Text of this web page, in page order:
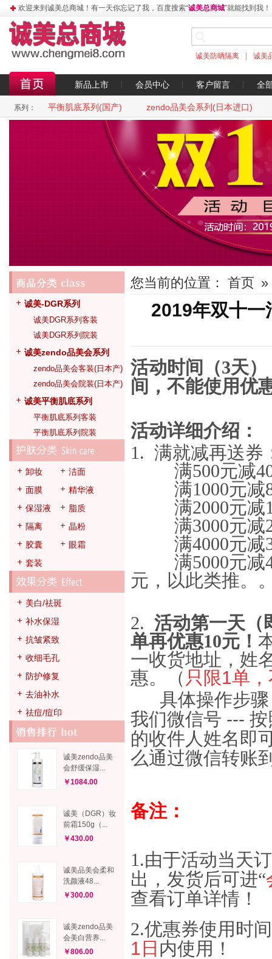
欢迎来到诚美总商城！有一天你忘记了我，百度搜索“诚美总商城”就能找到我！
诚美防晒隔离 诚美
新品上市 会员中心 客户留言 全
系列： 平衡肌底系列(国产) zendo品美会系列(日本进口)
您当前的位置： 首页 »
2019年双十一
活动时间 （3天）
间，不能使用优
活动详细介绍：
1. 满就减再送券
满500元减40
满1000元减80
满2000元减
满3000元减
满4000元减
满5000元减
元，以此类推。
2. 活动第一天（
单再优惠10元！
一收货地址，姓
惠。
（ 只限1单
具体操作步
我们微信号 ---
的收件人姓名即
么通过微信转账
备注：
1.由于活动当天
出，发货后可进“
查看订单详情！
2.优惠券使用时
1日 内使用！
诚美-DGR系列
诚美DGR系列客装
诚美DGR系列院装
诚美zendo品美会系列
zendo品美会客装(日本产)
zendo品美会院装(日本产)
诚美平衡肌底系列
平衡肌底系列客装
平衡肌底系列院装
卸妆
洁面
面膜
精华液
保湿液
脂质
隔离
晶粉
胶囊
眼霜
套装
美白/祛斑
补水保湿
抗皱紧致
收细毛孔
防护修复
去油补水
祛痘/痘印
诚美zendo品美
会舒缓保湿...
￥1084.00
诚美（DGR）妆
前霜150g（...
￥430.00
诚美品美会柔和
洗颜液48...
￥300.00
诚美zendo品美
会美白营养...
￥806.00